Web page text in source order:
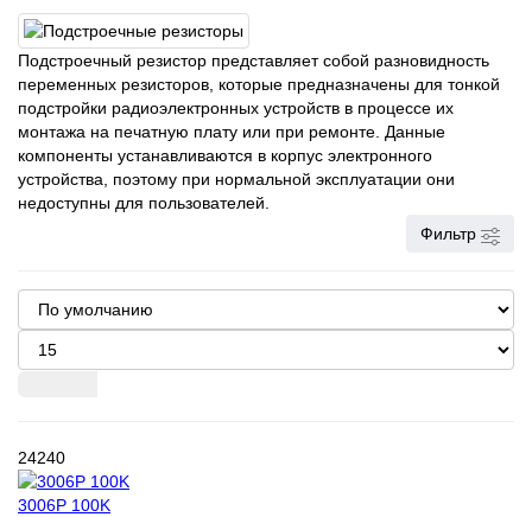
Подстроечный резистор представляет собой разновидность
переменных резисторов, которые предназначены для тонкой
подстройки радиоэлектронных устройств в процессе их
монтажа на печатную плату или при ремонте. Данные
компоненты устанавливаются в корпус электронного
устройства, поэтому при нормальной эксплуатации они
недоступны для пользователей.
Фильтр
24240
3006P 100K